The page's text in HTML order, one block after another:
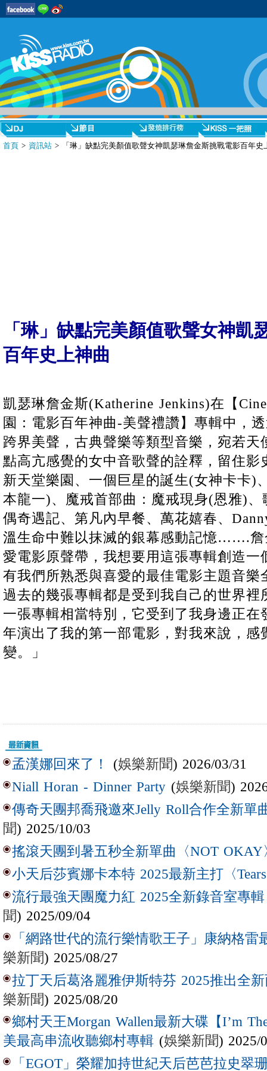
首頁 > 資訊站 > 「琳」缺點完美顏值歌聲女神凱瑟琳詹金斯挑戰電影百年史
「琳」缺點完美顏值歌聲女神凱
百年史上神曲
凱瑟琳詹金斯(Katherine Jenkins)在【
園：電影百年神曲-美聲禮讚】專輯中，
跨界美聲，古典聲樂等類型音樂，宛若
點高亢感覺的女中音歌聲的詮釋，留住影
新天堂樂園、一個巨星的誕生(女神卡卡)
本龍一)、魔戒首部曲：魔戒現身(恩雅)
偶奇遇記、第凡內早餐、萬花嬉春、
溫生命中難以抹滅的銀幕感動記憶…….詹
愛電影原聲帶，我想要用這張專輯創造一
有我們所熟悉與喜愛的最佳電影主題音樂
過去的幾張專輯都是受到我自己的世界裡
一張專輯相當特別，它受到了我身邊正
年演出了我的第一部電影，對我來說，感
變。」
孟漢娜回來了！ (娛樂新聞) 2026/03/31
Niall Horan - Dinner Party (娛樂新聞)
傳奇天團邦喬飛邀來Jelly Roll合作全新單
聞) 2025/10/03
搖滾天團到暑五秒全新單曲〈NOT OKAY
小天后莎賓娜卡本特 2025最新主打〈
流行最強天團魔力紅 2025全新錄音室專
聞) 2025/09/04
「網路世代的流行樂情歌王子」康納格雷
樂新聞) 2025/08/27
拉丁天后葛洛麗雅伊斯特芬 2025推出全新
樂新聞) 2025/08/20
鄉村天王Morgan Wallen最新大碟【I’m
美最高串流收聽鄉村專輯 (娛樂新聞) 2025/
「EGOT」榮耀加持世紀天后芭芭拉史翠